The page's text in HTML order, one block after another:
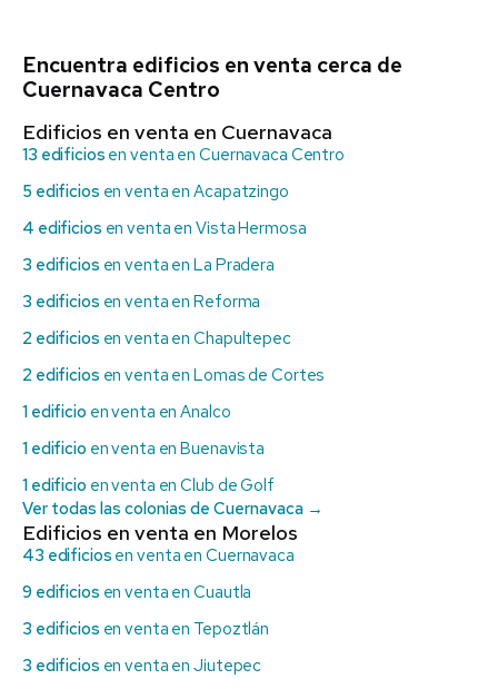
Encuentra edificios en venta cerca de
Cuernavaca Centro
Edificios en venta en Cuernavaca
13 edificios en venta en Cuernavaca Centro
5 edificios en venta en Acapatzingo
4 edificios en venta en Vista Hermosa
3 edificios en venta en La Pradera
3 edificios en venta en Reforma
2 edificios en venta en Chapultepec
2 edificios en venta en Lomas de Cortes
1 edificio en venta en Analco
1 edificio en venta en Buenavista
1 edificio en venta en Club de Golf
Ver todas las colonias de Cuernavaca →
Edificios en venta en Morelos
43 edificios en venta en Cuernavaca
9 edificios en venta en Cuautla
3 edificios en venta en Tepoztlán
3 edificios en venta en Jiutepec